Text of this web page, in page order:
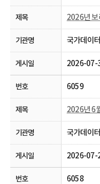
2026년 보
국가데이
2026-07-
6059
2026년 6
국가데이
2026-07-
6058